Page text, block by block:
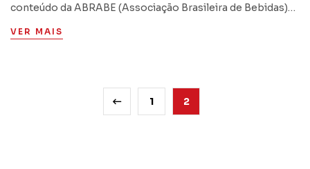
conteúdo da ABRABE (Associação Brasileira de Bebidas)
o consumo responsável de bebidas alcoólicas.
VER MAIS
1 2